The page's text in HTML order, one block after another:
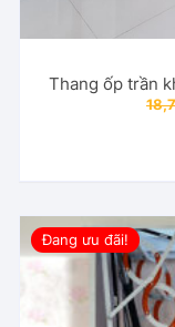
Thang ốp trần
Đang ưu đãi!